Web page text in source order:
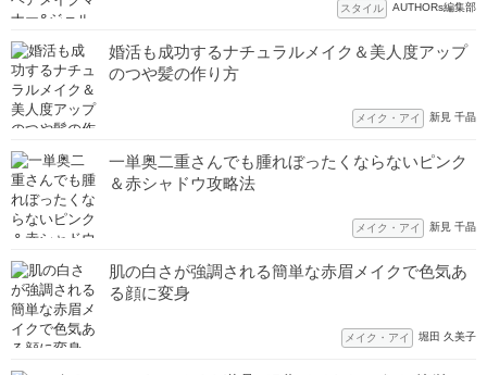
スタイル AUTHORs編集部
婚活も成功するナチュラルメイク＆美人度アップ
のつや髪の作り方
メイク・アイ 新見 千晶
一単奥二重さんでも腫れぼったくならないピンク
＆赤シャドウ攻略法
メイク・アイ 新見 千晶
肌の白さが強調される簡単な赤眉メイクで色気あ
る顔に変身
メイク・アイ 堀田 久美子